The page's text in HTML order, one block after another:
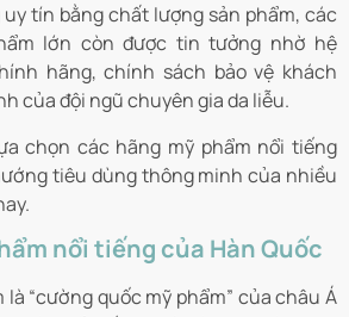
tín bằng chất lượng sản phẩm, các
lớn còn được tin tưởng nhờ hệ
hãng, chính sách bảo vệ khách
của đội ngũ chuyên gia da liễu.
chọn các hãng mỹ phẩm nổi tiếng
tiêu dùng thông minh của nhiều
nổi tiếng của Hàn Quốc
là “cường quốc mỹ phẩm” của châu Á